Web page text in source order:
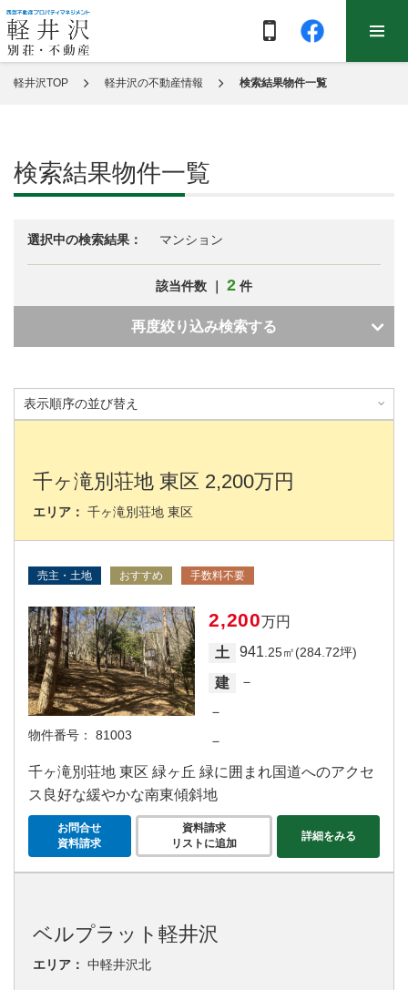
軽井沢TOP 軽井沢の不動産情報 検索結果物件一覧
検索結果物件一覧
選択中の検索結果： マンション
該当件数 ｜ 2 件
再度絞り込み検索する
千ヶ滝別荘地 東区 2,200万円
エリア： 千ヶ滝別荘地 東区
売主・土地 おすすめ 手数料不要
物件番号： 81003
2,200万円
土
941 .25㎡(284.72坪)
建
－
－
－
千ヶ滝別荘地 東区 緑ヶ丘 緑に囲まれ国道へのアクセ
ス良好な緩やかな南東傾斜地
お問合せ
資料請求
資料請求
リストに追加
詳細をみる
ベルプラット軽井沢
エリア： 中軽井沢北